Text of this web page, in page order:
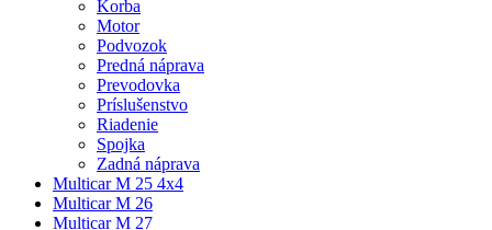
Korba
Motor
Podvozok
Predná náprava
Prevodovka
Príslušenstvo
Riadenie
Spojka
Zadná náprava
Multicar M 25 4x4
Multicar M 26
Multicar M 27